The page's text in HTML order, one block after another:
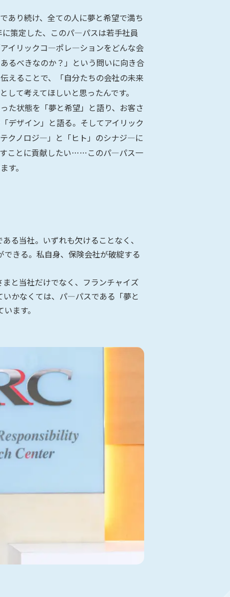
り続け、全ての人に夢と希望で満ち
策定した、このパ―パスは若手社員
イリックコ―ポレ―ションをどんな会
るべきなのか？」という問いに向き合
えることで、「自分たちの会社の未来
して考えてほしいと思ったんです。
た状態を「夢と希望」と語り、お客さ
デザイン」と語る。そしてアイリック
クノロジ―」と「ヒト」のシナジ―に
すことに貢献したい……このパ―パス一
す。
る当社。いずれも欠けることなく、
きる。私自身、保険会社が破綻する
と当社だけでなく、フランチャイズ
かなくては、パ―パスである「夢と
ます。